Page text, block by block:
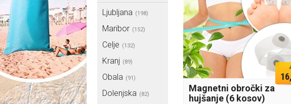
Ljubljana (198)
Maribor (152)
Celje (132)
Kranj (89)
Obala (91)
Dolenjska (82)
Magnetni obročki za
hujšanje (6 kosov)